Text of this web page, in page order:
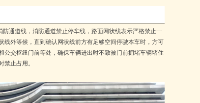
通道线，消防通道禁止停车线，路面网状线表示严格禁止一
外等候，直到确认网状线前方有足够空间停驶本车时，方可
交枢纽门前等处，确保车辆进出时不致被门前拥堵车辆堵住
禁止占用。